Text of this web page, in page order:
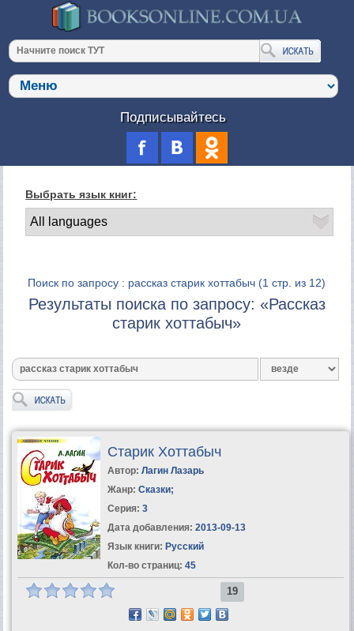
Подписывайтесь
Выбрать язык книг:
Поиск по запросу : рассказ старик хоттабыч (1 стр. из 12)
Результаты поиска по запросу: «Рассказ
старик хоттабыч»
Старик Хоттабыч
Автор: Лагин Лазарь
Жанр: Сказки;
Серия: 3
Дата добавления: 2013-09-13
Язык книги: Русский
Кол-во страниц: 45
19